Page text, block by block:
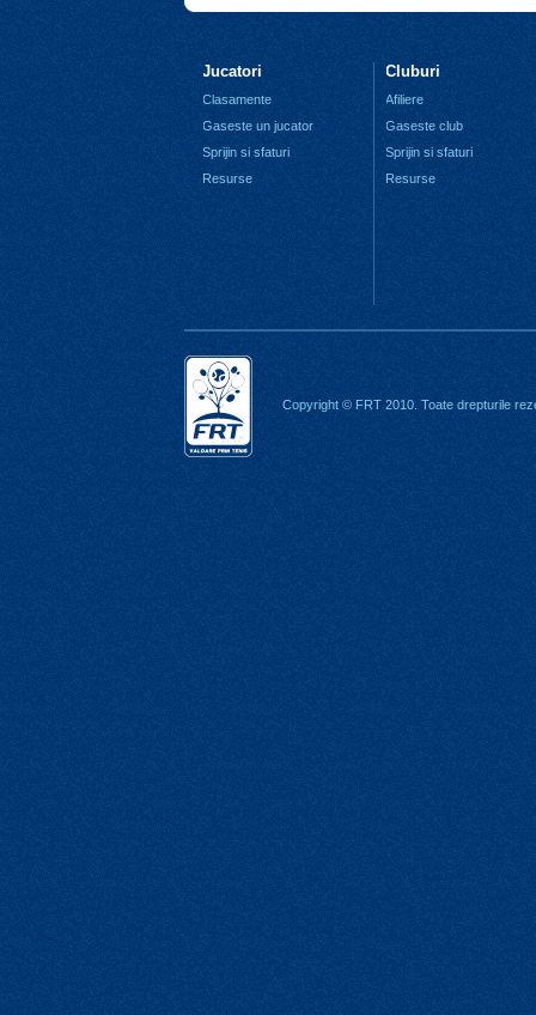
Jucatori
Clasamente
Gaseste un jucator
Sprijin si sfaturi
Resurse
Cluburi
Afiliere
Gaseste club
Sprijin si sfaturi
Resurse
Copyright © FRT 2010. Toate drepturile